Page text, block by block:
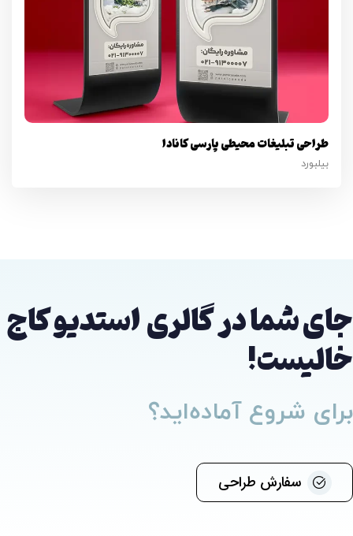
طراحی تبلیغات محیطی پارسی کانادا
بیلبورد
جای شما در گالریاستدیو کاج
خالیست!
برای شروع آماده‌اید؟
سفارش طراحی